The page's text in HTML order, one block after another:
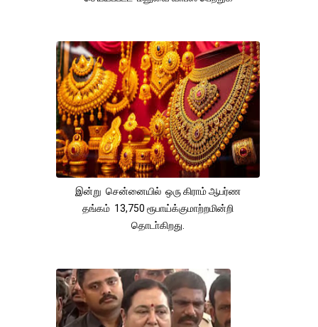
இன்று சென்னையில் ஒரு கிராம் ஆபர்ண
தங்கம் 13,750 ரூபாய்க்குமாற்றமின்றி
தொடா்கிறது.